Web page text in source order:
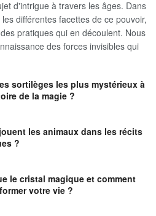
d'intrigue à travers les âges. Dans
différentes facettes de ce pouvoir,
pratiques qui en découlent. Nous
des forces invisibles qui
sortilèges les plus mystérieux à
de la magie ?
les animaux dans les récits
?
le cristal magique et comment
votre vie ?